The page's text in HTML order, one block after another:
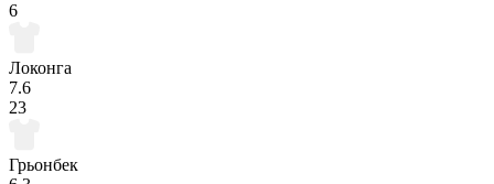
6
Локонга
7.6
23
Грьонбек